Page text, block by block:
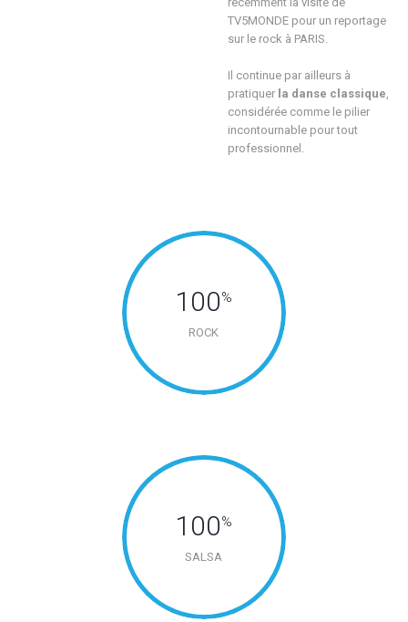
TV5MONDE pour un reportage
sur le rock à PARIS.
Il continue par ailleurs à
pratiquer la danse classique,
considérée comme le pilier
incontournable pour tout
professionnel.
100%
ROCK
100%
SALSA